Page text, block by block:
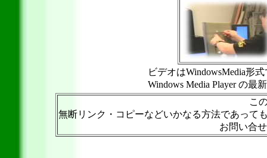
ビデオはWindowsMedia形
Windows Media Player の最
こ
無断リンク・コピーなどいかなる方法であって
お問い合